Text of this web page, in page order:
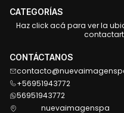
CATEGORÍAS
Haz click acá para ver la
CONTÁCTANOS
+56951943772
56951943772
nuevaimagenspa